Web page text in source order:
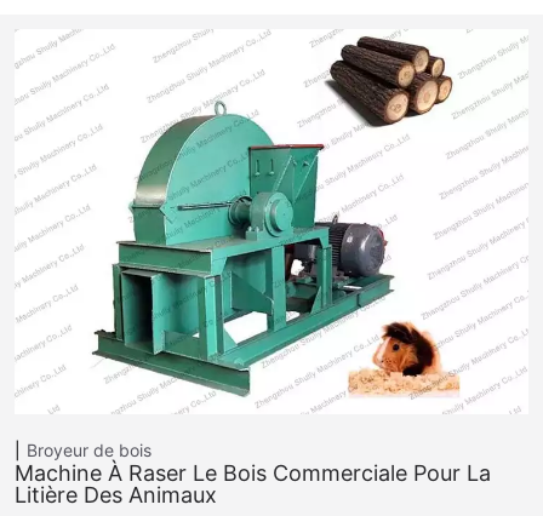
Broyeur de bois
Machine À Raser Le Bois Commerciale Pour La
Litière Des Animaux